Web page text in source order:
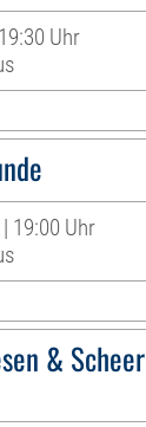
Uhr
19:00 Uhr
& Scheer